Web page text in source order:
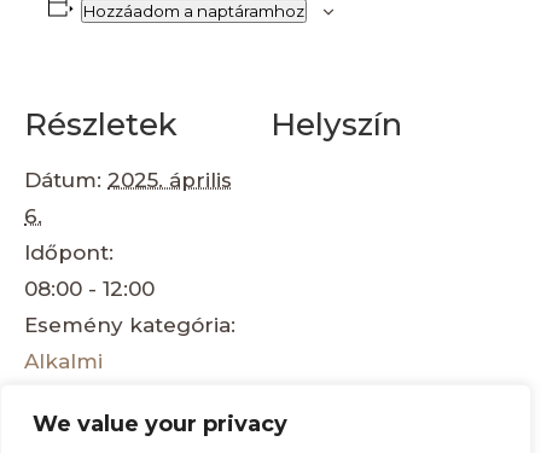
We value your privacy
Hozzáadom a naptáramhoz
Részletek
Dátum: 2025. április
6.
Időpont:
08:00 - 12:00
Esemény kategória:
Alkalmi
Helyszín